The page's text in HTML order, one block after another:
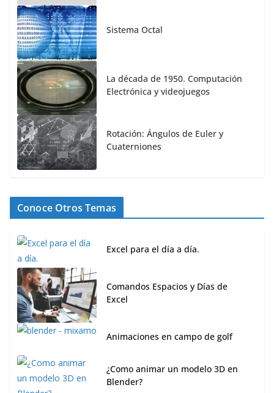
Sistema Octal
La década de 1950. Computación
Electrónica y videojuegos
Rotación: Ángulos de Euler y
Cuaterniones
Conoce Otros Temas
Excel para el día a día.
Comandos Espacios y Días de
Excel
Animaciones en campo de golf
¿Como animar un modelo 3D en
Blender?